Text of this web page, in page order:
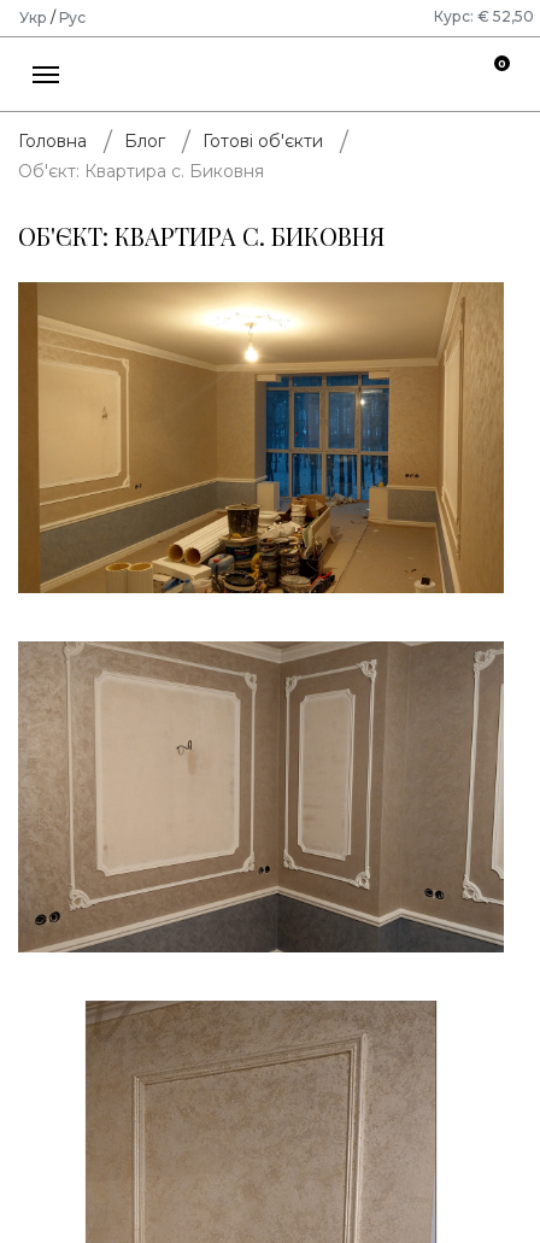
Укр / Рус Курс: € 52,50
0
Головна Блог
Готові об'єкти
Об'єкт: Квартира с. Биковня
ОБ'ЄКТ: КВАРТИРА С. БИКОВНЯ